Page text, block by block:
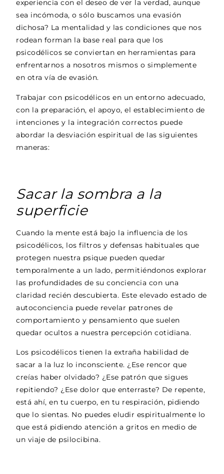
experiencia con el deseo de ver la verdad, aunque
sea incómoda, o sólo buscamos una evasión
dichosa? La mentalidad y las condiciones que nos
rodean forman la base real para que los
psicodélicos se conviertan en herramientas para
enfrentarnos a nosotros mismos o simplemente
en otra vía de evasión.
Trabajar con psicodélicos en un entorno adecuado,
con la preparación, el apoyo, el establecimiento de
intenciones y la integración correctos puede
abordar la desviación espiritual de las siguientes
maneras:
Sacar la sombra a la
superficie
Cuando la mente está bajo la influencia de los
psicodélicos, los filtros y defensas habituales que
protegen nuestra psique pueden quedar
temporalmente a un lado, permitiéndonos explorar
las profundidades de su conciencia con una
claridad recién descubierta. Este elevado estado de
autoconciencia puede revelar patrones de
comportamiento y pensamiento que suelen
quedar ocultos a nuestra percepción cotidiana.
Los psicodélicos tienen la extraña habilidad de
sacar a la luz lo inconsciente. ¿Ese rencor que
creías haber olvidado? ¿Ese patrón que sigues
repitiendo? ¿Ese dolor que enterraste? De repente,
está ahí, en tu cuerpo, en tu respiración, pidiendo
que lo sientas. No puedes eludir espiritualmente lo
que está pidiendo atención a gritos en medio de
un viaje de psilocibina.